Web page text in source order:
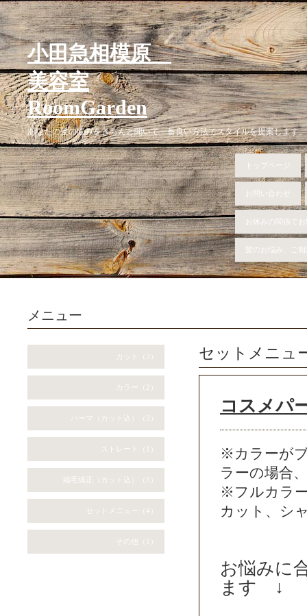
小田急相模原
美容室
RoomGarden
あなたの髪の悩みをきちんと聞いて一番良い方法でスタイルを提案します
トップページ
お問い合わせ
お休みの関係で
髪のお悩み、ご
カット（3）
カラー（2）
パーマ（カット込）（3）
ストレート（1）
縮毛矯正（カット込）（3）
セットメニュー（4）
その他（1）
メニュー
セットメニュ
コスメパ
※カラーが
ラーの場合
※フルカラ
カット、シ
お悩みに
ます ↓